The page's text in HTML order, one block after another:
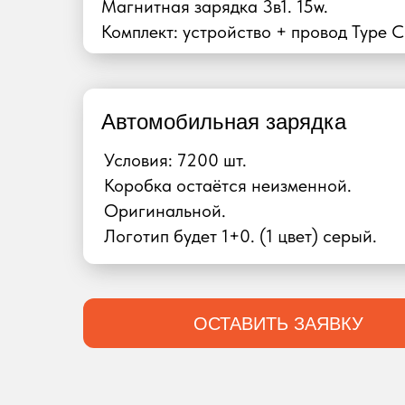
ОСТАВИТЬ ЗАЯВКУ
Магнитная зарядка 3в1. 15w.
Комплект: устройство + провод Type
Автомобильная зарядка
Условия: 7200 шт.
Коробка остаётся неизменной.
Оригинальной.
Логотип будет 1+0. (1 цвет) серый.